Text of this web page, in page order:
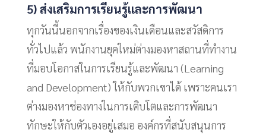
5) ส่งเสริมการเรียนรู้และการพัฒนา
ทุกวันนี้นอกจากเรื่องของเงินเดือนและสวัสดิการ
ทั่วไปแล้ว พนักงานยุคใหม่ต่างมองหาสถานที่ทำงาน
ที่มอบโอกาสในการเรียนรู้และพัฒนา (Learning
and Development) ให้กับพวกเขาได้ เพราะคนเรา
ต่างมองหาช่องทางในการเติบโตและการพัฒนา
ทักษะให้กับตัวเองอยู่เสมอ องค์กรที่สนับสนุนการ